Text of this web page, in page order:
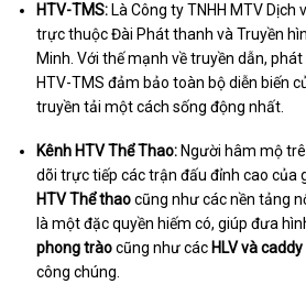
HTV-TMS: Là Công ty TNHH MTV
trực thuộc Đài Phát thanh và Truyền
Minh. Với thế mạnh về truyền dẫn,
HTV-TMS đảm bảo toàn bộ diễn biến
truyền tải một cách sống động nhất.
Kênh HTV Thể Thao: Người hâm mộ
dõi trực tiếp các trận đấu đỉnh cao của
HTV Thể thaocũng như các nền tảng
là một đặc quyền hiếm có, giúp đưa
phong tràocũng như các HLV và
công chúng.